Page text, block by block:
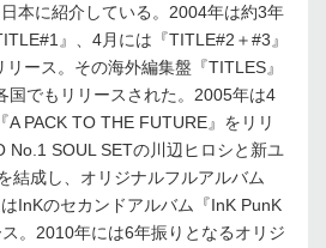
本に紹介している。2004年は約3年
』、4月には『TITLE#2＋#3』
ース。その海外編集盤『TITLES』
国でもリリースされた。2005年は4
PACK TO THE FUTURE』をリリ
No.1 SOUL SETの川辺ヒロシと新ユ
結成し、オリジナルフルアルバム
InKのセカンドアルバム『InK PunK
。2010年には6年振りとなるオリジ